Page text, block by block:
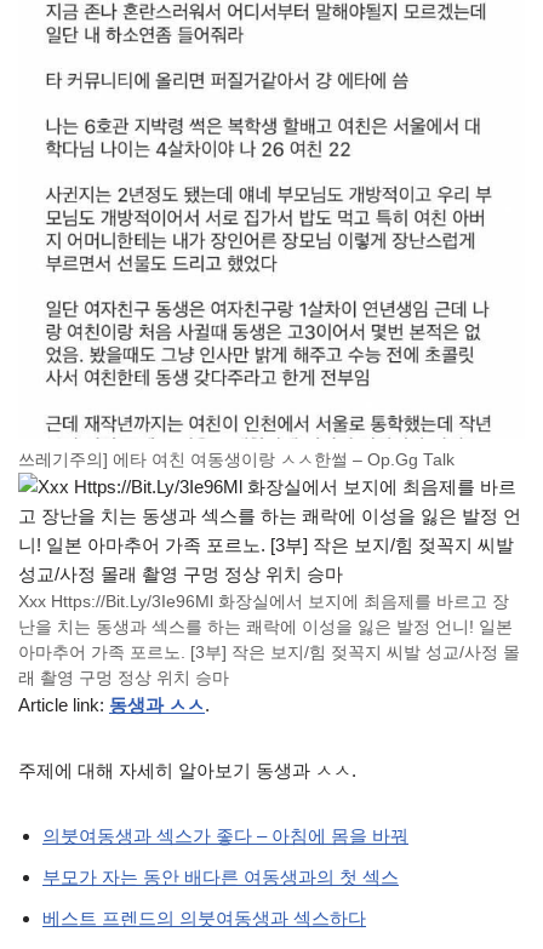
쓰레기주의] 에타 여친 여동생이랑 ㅅㅅ한썰 – Op.Gg Talk
Xxx Https://Bit.Ly/3Ie96Ml 화장실에서 보지에 최음제를 바르고 장
난을 치는 동생과 섹스를 하는 쾌락에 이성을 잃은 발정 언니! 일본
아마추어 가족 포르노. [3부] 작은 보지/힘 젖꼭지 씨발 성교/사정 몰
래 촬영 구멍 정상 위치 승마
Article link: 동생과 ㅅㅅ.
주제에 대해 자세히 알아보기 동생과 ㅅㅅ.
의붓여동생과 섹스가 좋다 – 아침에 몸을 바꿔
부모가 자는 동안 배다른 여동생과의 첫 섹스
베스트 프렌드의 의붓여동생과 섹스하다